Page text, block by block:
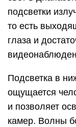
подсветки
то есть
глаза и
Подсветка в
ощущается
и позволяет
камер. Волны